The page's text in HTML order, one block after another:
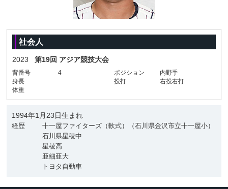
社会人
2023 第19回 アジア競技大会
背番号 4 ポジション
内野手
身長
投打
右投右打
体重
1994年1月23日生まれ
経歴
十一屋ファイターズ（軟式）（石川県金沢市立十一屋小）
石川県星稜中
星稜高
亜細亜大
トヨタ自動車